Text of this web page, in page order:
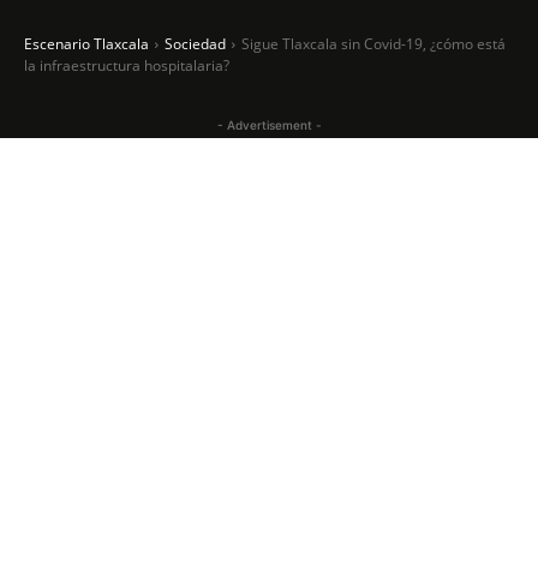
Escenario Tlaxcala Sociedad
Sigue Tlaxcala sin Covid-19, ¿cómo está
la infraestructura hospitalaria?
- Advertisement -